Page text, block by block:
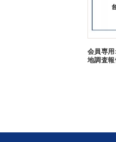
会員専
地調査報